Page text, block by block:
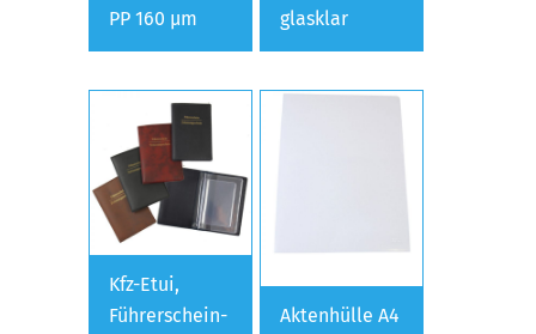
PP 160 µm
glasklar
Kfz-Etui,
Führerschein-
Aktenhülle A4